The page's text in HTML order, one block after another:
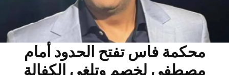
محكمة فاس تفتح الحدود أمام
مصطفى لخصم وتلغي الكفالة